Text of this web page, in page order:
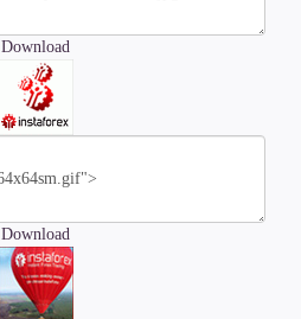
Download
Download